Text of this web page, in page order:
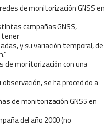
de monitorización GNSS en
campañas GNSS,
tener
y su variación temporal, de
de monitorización con una
se ha procedido a
de monitorización GNSS en
del año 2000 (no